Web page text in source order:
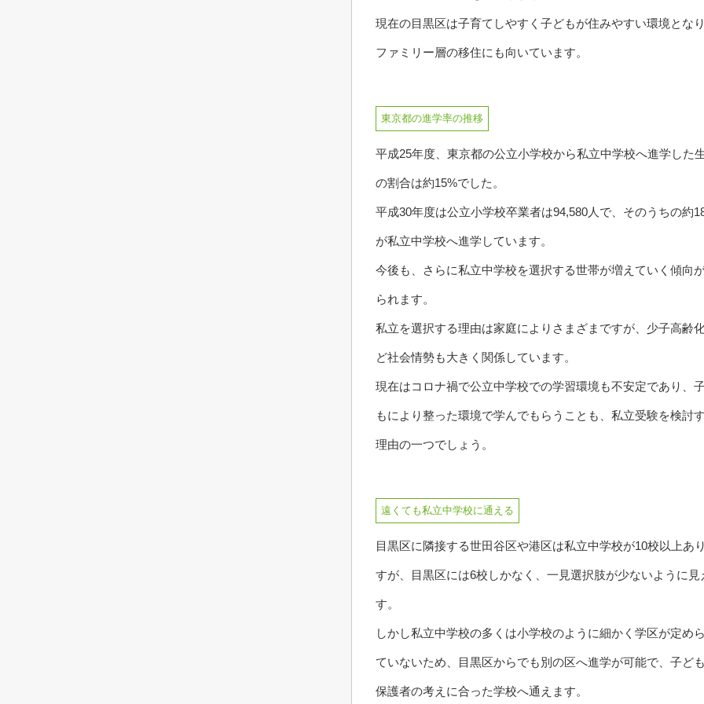
現在の目黒区は子育てしやすく子どもが住みやすい環境となり
ファミリー層の移住にも向いています。
東京都の進学率の推移
平成25年度、東京都の公立小学校から私立中学校へ進学した
の割合は約15%でした。
平成30年度は公立小学校卒業者は94,580人で、そのうちの約
が私立中学校へ進学しています。
今後も、さらに私立中学校を選択する世帯が増えていく傾向
られます。
私立を選択する理由は家庭によりさまざまですが、少子高齢
ど社会情勢も大きく関係しています。
現在はコロナ禍で公立中学校での学習環境も不安定であり、
もにより整った環境で学んでもらうことも、私立受験を検討
理由の一つでしょう。
遠くても私立中学校に通える
目黒区に隣接する世田谷区や港区は私立中学校が10校以上あ
すが、目黒区には6校しかなく、一見選択肢が少ないように見
す。
しかし私立中学校の多くは小学校のように細かく学区が定め
ていないため、目黒区からでも別の区へ進学が可能で、子ど
保護者の考えに合った学校へ通えます。